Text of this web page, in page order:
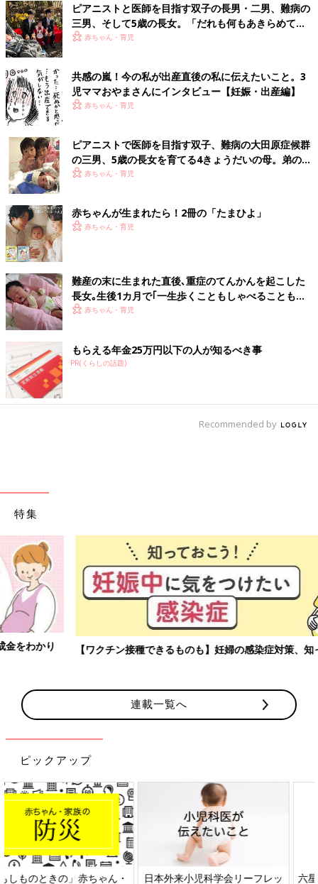
ピアニストと医師を目指す双子の長男・二男、難病の
三男、そして5歳の長女。「だれも何もあきらめてほ
しくない」母の思い
赤ちゃん・育児
共感の嵐！今の私が出産直後の私に伝えたいこと。3
児ママおやまさんにインタビュー【妊娠・出産編】
赤ちゃん・育児
ピアニストで医師を目指す双子、難病の大田原症候群
の三男、5歳の長女を育てる4きょうだいの母。弟の命
を守るため「こうちゃん憲法」を家族で作った
赤ちゃん・育児
赤ちゃんが生まれたら！2冊の「たまひよ」
赤ちゃん・育児
難産の末に生まれた直後､重症のてんかんを起こした
長女｡生後1カ月で｢一生歩くこともしゃべることもで
きない｣と【大田原症候群】
赤ちゃん・育児
もらえる年金25万円以下の人が知るべき事
PR(くらしの話題)
Recommended by
特集
【ワクチン接種できるものも】妊婦の感染症対策、知っておいて！
連載一覧へ
ピックアップ
日本外来小児科学会リーフレッ
六星占術 細木かおりさんの人生